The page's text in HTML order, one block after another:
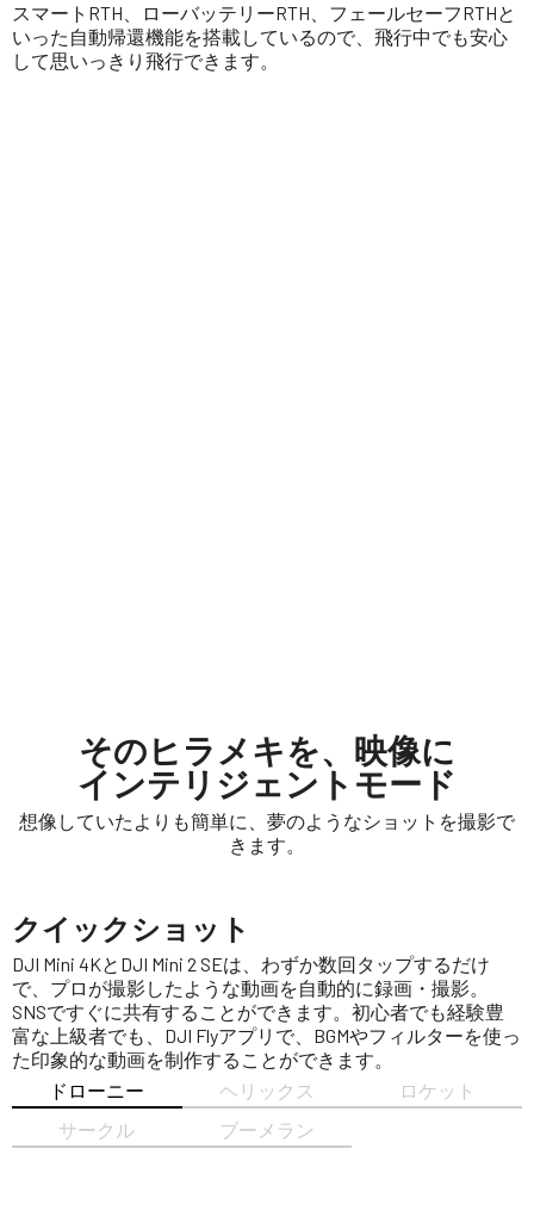
スマートRTH、ローバッテリーRTH、フェールセーフRTHと
いった自動帰還機能を搭載しているので、飛行中でも安心
して思いっきり飛行できます。
そのヒラメキを、映像に
インテリジェントモード
想像していたよりも簡単に、夢のようなショットを撮影で
きます。
クイックショット
DJI Mini 4KとDJI Mini 2 SEは、わずか数回タップするだけ
で、プロが撮影したような動画を自動的に録画・撮影。
SNSですぐに共有することができます。初心者でも経験豊
富な上級者でも、DJI Flyアプリで、BGMやフィルターを使っ
た印象的な動画を制作することができます。
ドローニー
ヘリックス
ロケット
サークル
ブーメラン